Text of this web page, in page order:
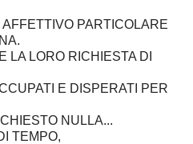
PARTICOLARE
LA LORO RICHIESTA DI
E DISPERATI PER
NULLA...
TEMPO,